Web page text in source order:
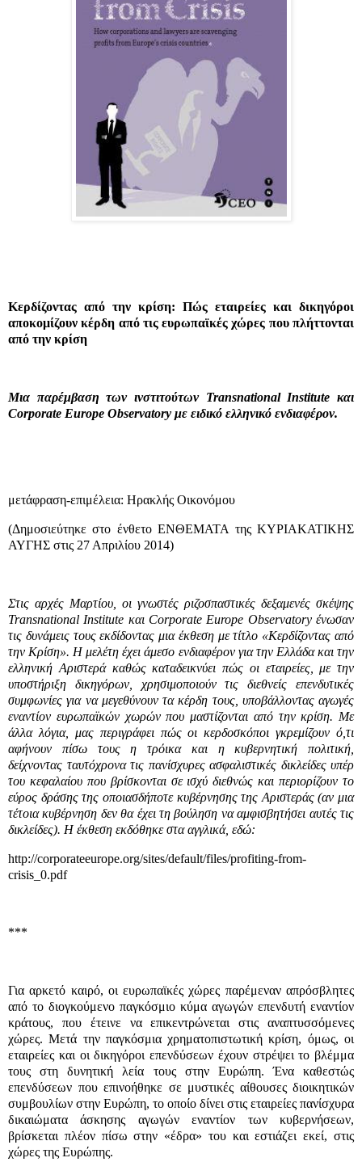
Κερδίζοντας από την κρίση: Πώς εταιρείες και δικηγόροι
αποκομίζουν κέρδη από τις ευρωπαϊκές χώρες που πλήττονται
από την κρίση
Μια παρέμβαση των ινστιτούτων Transnational Institute και
Corporate Europe Observatory με ειδικό ελληνικό ενδιαφέρον.
μετάφραση-επιμέλεια: Ηρακλής Οικονόμου
(Δημοσιεύτηκε στο ένθετο ΕΝΘΕΜΑΤΑ της ΚΥΡΙΑΚΑΤΙΚΗΣ
ΑΥΓΗΣ στις 27 Απριλίου 2014)
Στις αρχές Μαρτίου, οι γνωστές ριζοσπαστικές δεξαμενές σκέψης
Transnational Institute και Corporate Europe Observatory ένωσαν
τις δυνάμεις τους εκδίδοντας μια έκθεση με τίτλο «Κερδίζοντας από
την Κρίση». Η μελέτη έχει άμεσο ενδιαφέρον για την Ελλάδα και την
ελληνική Αριστερά καθώς καταδεικνύει πώς οι εταιρείες, με την
υποστήριξη δικηγόρων, χρησιμοποιούν τις διεθνείς επενδυτικές
συμφωνίες για να μεγεθύνουν τα κέρδη τους, υποβάλλοντας αγωγές
εναντίον ευρωπαϊκών χωρών που μαστίζονται από την κρίση. Με
άλλα λόγια, μας περιγράφει πώς οι κερδοσκόποι γκρεμίζουν ό,τι
αφήνουν πίσω τους η τρόικα και η κυβερνητική πολιτική,
δείχνοντας ταυτόχρονα τις πανίσχυρες ασφαλιστικές δικλείδες υπέρ
του κεφαλαίου που βρίσκονται σε ισχύ διεθνώς και περιορίζουν το
εύρος δράσης της οποιασδήποτε κυβέρνησης της Αριστεράς (αν μια
τέτοια κυβέρνηση δεν θα έχει τη βούληση να αμφισβητήσει αυτές τις
δικλείδες). Η έκθεση εκδόθηκε στα αγγλικά, εδώ:
http://corporateeurope.org/sites/default/files/profiting-from-
crisis_0.pdf
***
Για αρκετό καιρό, οι ευρωπαϊκές χώρες παρέμεναν απρόσβλητες
από το διογκούμενο παγκόσμιο κύμα αγωγών επενδυτή εναντίον
κράτους, που έτεινε να επικεντρώνεται στις αναπτυσσόμενες
χώρες. Μετά την παγκόσμια χρηματοπιστωτική κρίση, όμως, οι
εταιρείες και οι δικηγόροι επενδύσεων έχουν στρέψει το βλέμμα
τους στη δυνητική λεία τους στην Ευρώπη. Ένα καθεστώς
επενδύσεων που επινοήθηκε σε μυστικές αίθουσες διοικητικών
συμβουλίων στην Ευρώπη, το οποίο δίνει στις εταιρείες πανίσχυρα
δικαιώματα άσκησης αγωγών εναντίον των κυβερνήσεων,
βρίσκεται πλέον πίσω στην «έδρα» του και εστιάζει εκεί, στις
χώρες της Ευρώπης.